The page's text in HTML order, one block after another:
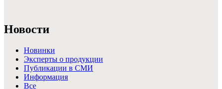
Новости
Новинки
Эксперты о продукции
Публикации в СМИ
Информация
Все